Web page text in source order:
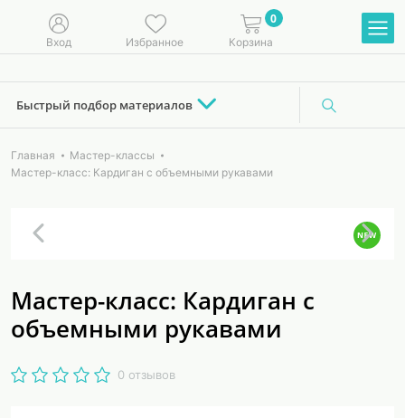
Вход Избранное
0
Корзина
Быстрый подбор материалов
Главная
Мастер-классы
Мастер-класс: Кардиган с объемными рукавами
Мастер-класс: Кардиган с
объемными рукавами
0 отзывов